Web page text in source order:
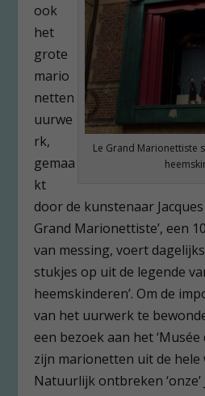
Le Grand Marionettiste
ook
het
grote
mario
netten
uurwe
rk,
gemaa
kt
door de kunstenaar
Grand Marionettiste’, een
van messing, voert
stukjes op uit de legende
heemskinderen’. Om de
van het uurwerk te
een bezoek aan het ‘Musée
zijn marionetten uit de hele
Natuurlijk ontbreken ‘onze’